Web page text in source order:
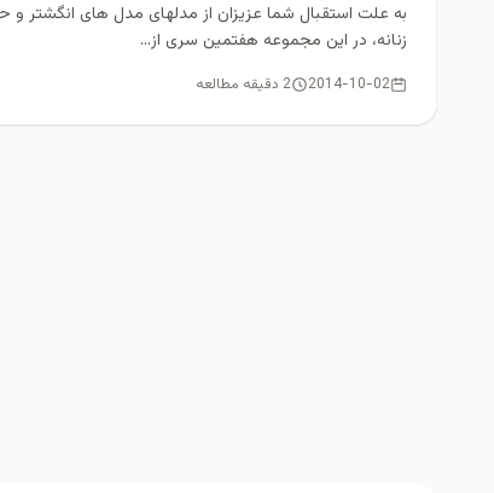
به علت استقبال شما عزیزان از مدلهای مدل های انگشتر و
زنانه، در این مجموعه هفتمين سری از...
2014-10-02 2 دقیقه مطالعه